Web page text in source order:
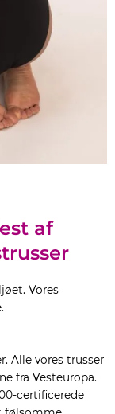
af
Vores
Alle vores trusser
fra Vesteuropa.
certificerede